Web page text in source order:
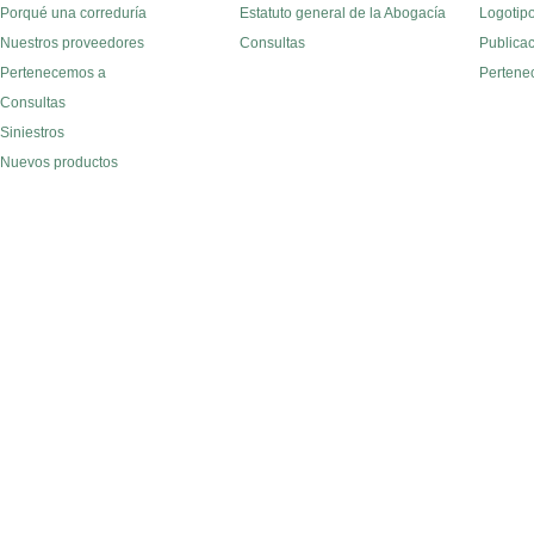
Porqué una correduría
Nuestros proveedores
Pertenecemos a
Consultas
Siniestros
Nuevos productos
Estatuto general de la Abogacía
Consultas